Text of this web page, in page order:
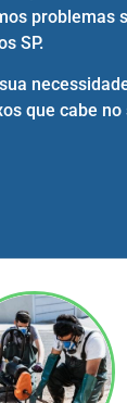
problemas
SP.
que cabe no